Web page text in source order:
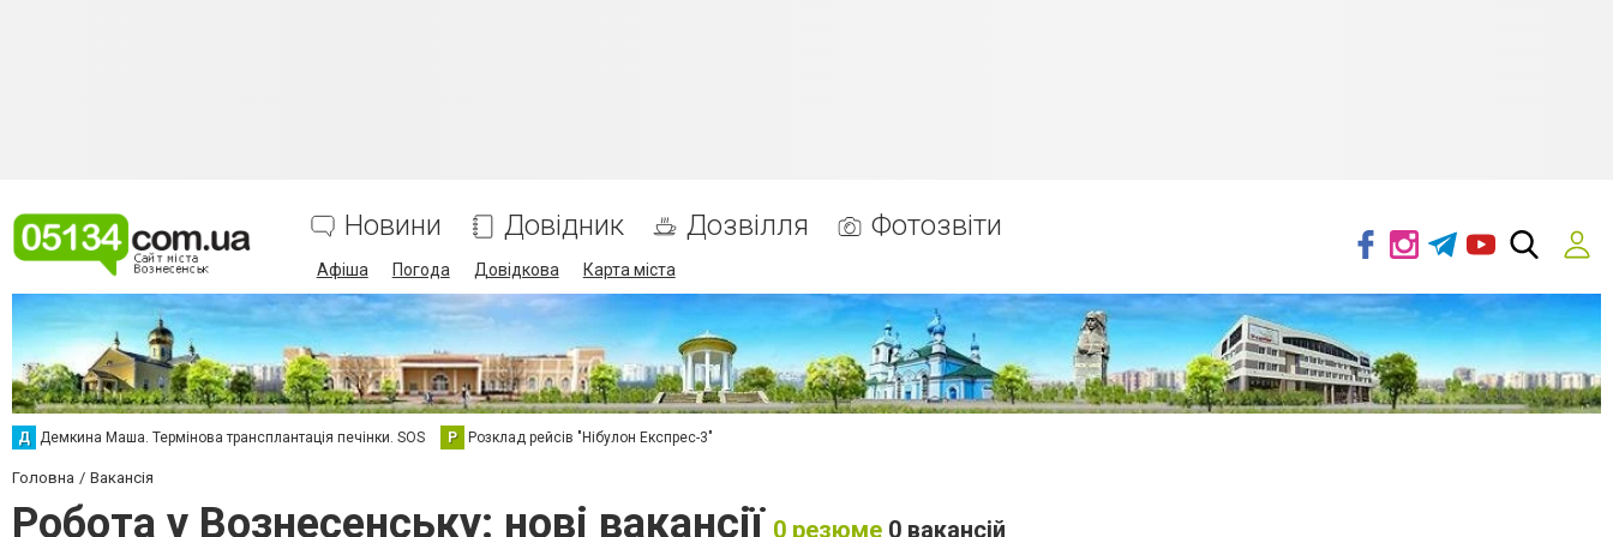
Новини Довідник Дозвілля Фотозвіти
Афіша Погода Довідкова Карта міста
Д Демкина Маша. Термінова трансплантація печінки. SOS Р Розклад рейсів "Нібулон Експрес-3"
Головна Вакансія
Робота у Вознесенську: нові вакансії 0 резюме 0 вакансій